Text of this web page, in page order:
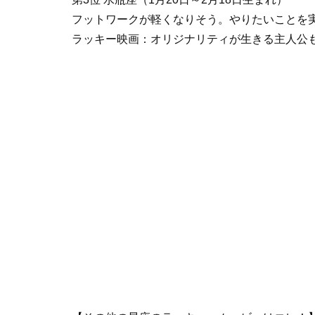
フットワークが軽くなりそう。やりたいことを
ラッキー映画：オリジナリティが生きる主人公